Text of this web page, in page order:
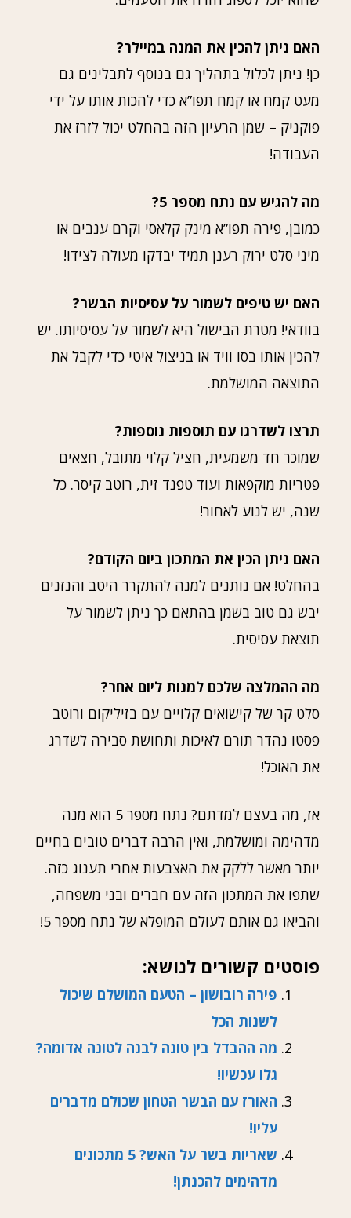
האם ניתן להכין את המנה במיילר?
כן! ניתן לכלול בתהליך גם בנוסף לתבלינים גם
מעט קמח או קמח תפו”א כדי להכות אותו על ידי
פוקניק – שמן הרעיון הזה בהחלט יכול לזרז את
העבודה!
מה להגיש עם נתח מספר 5?
כמובן, פירה תפו”א מינק קלאסי וקרם ענבים או
מיני סלט ירוק רענן תמיד יבדקו מעולה לצידו!
האם יש טיפים לשמור על עסיסיות הבשר?
בוודאי! מטרת הבישול היא לשמור על עסיסיותו. יש
להכין אותו בסו וויד או בניצול איטי כדי לקבל את
התוצאה המושלמת.
תרצו לשדרגו עם תוספות נוספות?
שמוכר חד משמעית, חציל קלוי מתובל, חצאים
פטריות מוקפאות ועוד טפנד זית, רוטב קיסר. כל
שנה, יש לנוע לאחור!
האם ניתן הכין את המתכון ביום הקודם?
בהחלט! אם נותנים למנה להתקרר היטב והנזנים
יבש גם טוב בשמן בהתאם כך ניתן לשמור על
תוצאת עסיסית.
מה ההמלצה שלכם למנות ליום אחר?
סלט קר של קישואים קלויים עם בזיליקום ורוטב
פסטו נהדר תורם לאיכות ותחושת סבירה לשדרג
את האוכל!
אז, מה בעצם למדתם? נתח מספר 5 הוא מנה
מדהימה ומושלמת, ואין הרבה דברים טובים בחיים
יותר מאשר ללקק את האצבעות אחרי תענוג כזה.
שתפו את המתכון הזה עם חברים ובני משפחה,
והביאו גם אותם לעולם המופלא של נתח מספר 5!
פוסטים קשורים לנושא:
פירה רובושון – הטעם המושלם שיכול
לשנות הכל
מה ההבדל בין טונה לבנה לטונה אדומה?
גלו עכשיו!
האורז עם הבשר הטחון שכולם מדברים
עליו!
שאריות בשר על האש? 5 מתכונים
מדהימים להכנתן!